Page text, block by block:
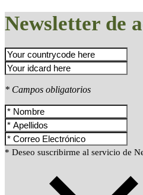
Newsletter de
* Campos obligatorios
* Deseo suscribirme al servicio de